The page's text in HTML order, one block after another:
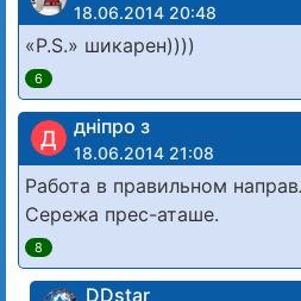
18.06.2014 20:48
«P.S.» шикарен))))
6
Д дніпро з
18.06.2014 21:08
Работа в правильном
Сережа прес-аташе.
8
DDstar